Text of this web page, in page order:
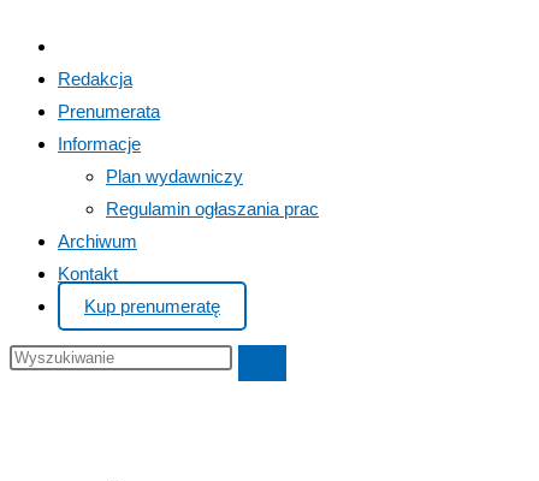
Redakcja
Prenumerata
Informacje
Plan wydawniczy
Regulamin ogłaszania prac
Archiwum
Kontakt
Kup prenumeratę